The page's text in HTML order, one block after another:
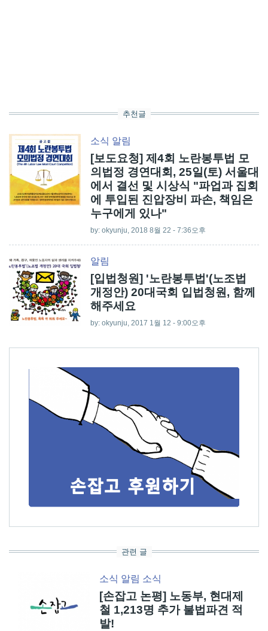
추천글
소식 알림
[보도요청] 제4회 노란봉투법 모
의법정 경연대회, 25일(토) 서울대
에서 결선 및 시상식 "파업과 집회
에 투입된 진압장비 파손, 책임은
누구에게 있나"
by: okyunju , 2018 8월 22 - 7:36오후
알림
[입법청원] '노란봉투법'(노조법
개정안) 20대국회 입법청원, 함께
해주세요
by: okyunju , 2017 1월 12 - 9:00오후
관련 글
소식 알림 소식
[손잡고 논평] 노동부, 현대제
철 1,213명 추가 불법파견 적
발!